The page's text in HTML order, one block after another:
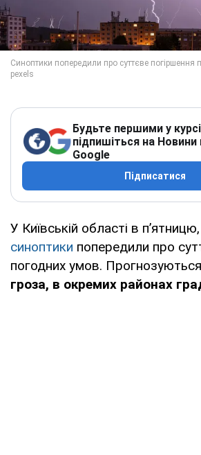
Будьте першими у
підпишіться на Новини
Google
Підписатися
У Київській області в
синоптики попередили про
погодних умов. Прогнозуються
гроза, в окремих районах